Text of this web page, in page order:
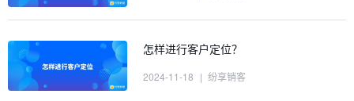
怎样进行客户定位？
2024-11-18 | 纷享销客